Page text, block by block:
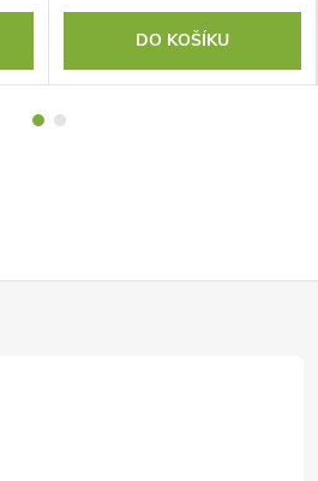
DO KOŠÍKU